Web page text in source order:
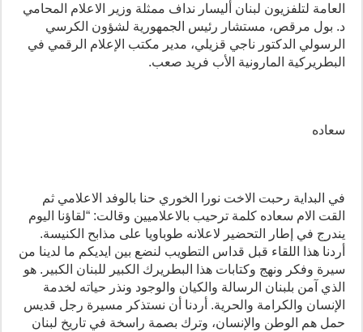
العامة لتلفزيون لبنان أليسار نداف ممثلة وزير الاعلام المحامي
د. بول مرقص، مستشار رئيس الجمهورية لشؤون الكرسي
الرسولي الدكتور ناجي قزيلي، مدير مكتب الإعلام الرقمي في
البطريركية المارونية الأب فريد صعب.
سعاده
في البداية رحبت الاخت نورا الخوري حنا بالوفد الاعلامي ثم
القت الام سعاده كلمة ترحيب بالاعلاميين وقالت: “لقاؤنا اليوم
يندرج في إطار التحضير لاعلانه طوباويا على مذابح الكنيسة.
أردنا هذا اللقاء قبل قداس التطويب لنضع بين ايديكم ما لدينا من
سيرة وفكر ونهج وكتابات هذا البطريرك الكبير للبنان الكبير. هو
الذي آمن بلبنان الرسالة والكيان والوجود ونذر حياته لخدمة
الإنسان والكرامة والحرية. أردنا أن نستذكر مسيرة رجل قديس
حمل هم الوطن والإنسان، وترك بصمة راسخة في تاريخ لبنان